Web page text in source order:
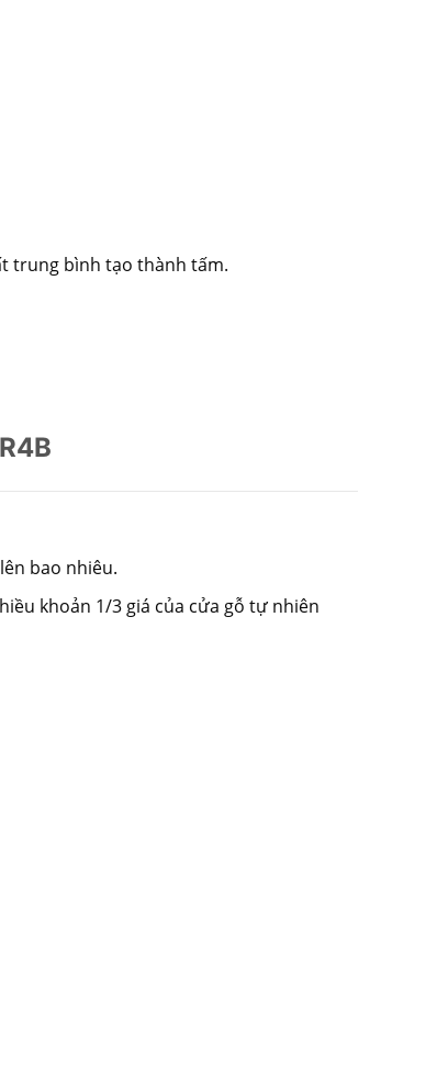
trung bình tạo thành tấm.
bao nhiêu.
khoản 1/3 giá của cửa gỗ tự nhiên